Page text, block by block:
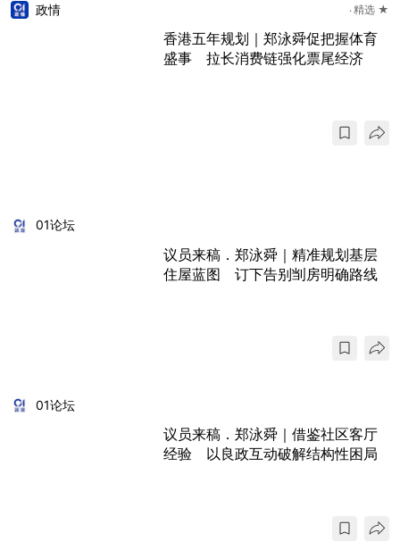
政情 精选 ★
香港五年规划｜郑泳舜促把握体育
盛事 拉长消费链强化票尾经济
01论坛
议员来稿．郑泳舜｜精准规划基层
住屋蓝图 订下告别㓥房明确路线
01论坛
议员来稿．郑泳舜｜借鉴社区客厅
经验 以良政互动破解结构性困局